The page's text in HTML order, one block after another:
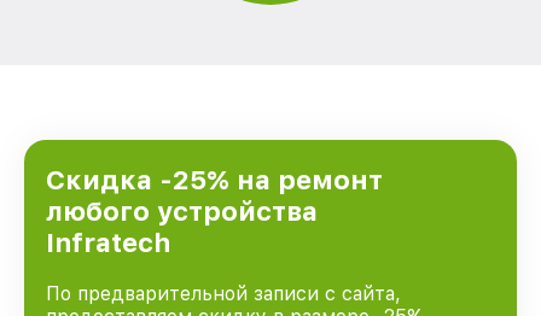
Скидка -25% на ремонт
любого устройства
Infratech
По предварительной записи с сайта,